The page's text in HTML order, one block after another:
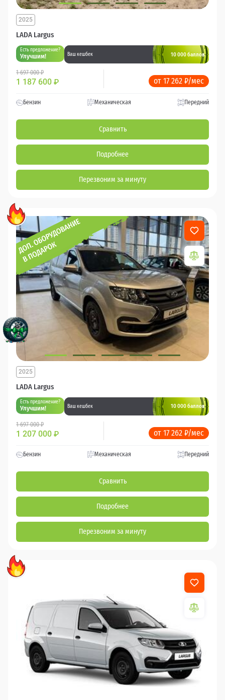
LADA Largus
2025
Есть предложение?
Улучшим! Ваш кешбек 10 000 баллов
1 697 000 ₽
1 187 600 ₽ от 17 262 ₽/мес
Бензин Механическая Передний
Сравнить
Подробнее
Перезвоним за минуту
LADA Largus
2025
Есть предложение?
Улучшим! Ваш кешбек 10 000 баллов
1 697 000 ₽
1 207 000 ₽ от 17 262 ₽/мес
Бензин Механическая Передний
Сравнить
Подробнее
Перезвоним за минуту